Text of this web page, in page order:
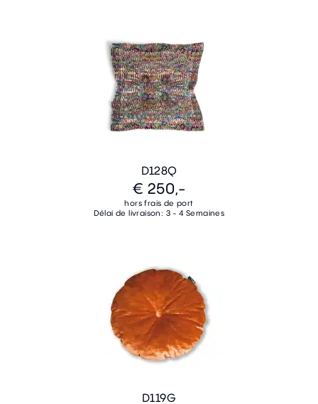
D128Q
€ 250,-
hors frais de port
Délai de livraison: 3 - 4 Semaines
D119G